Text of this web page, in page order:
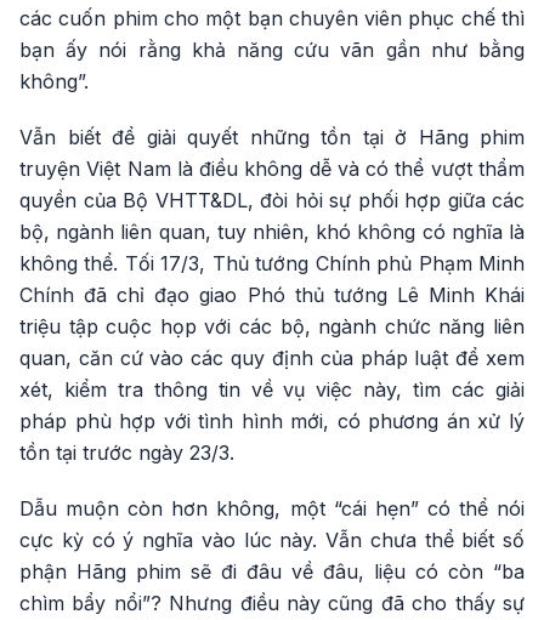
các cuốn phim cho một bạn chuyên viên phục chế thì
bạn ấy nói rằng khả năng cứu vãn gần như bằng
không”.
Vẫn biết để giải quyết những tồn tại ở Hãng phim
truyện Việt Nam là điều không dễ và có thể vượt thẩm
quyền của Bộ VHTT&DL, đòi hỏi sự phối hợp giữa các
bộ, ngành liên quan, tuy nhiên, khó không có nghĩa là
không thể. Tối 17/3, Thủ tướng Chính phủ Phạm Minh
Chính đã chỉ đạo giao Phó thủ tướng Lê Minh Khái
triệu tập cuộc họp với các bộ, ngành chức năng liên
quan, căn cứ vào các quy định của pháp luật để xem
xét, kiểm tra thông tin về vụ việc này, tìm các giải
pháp phù hợp với tình hình mới, có phương án xử lý
tồn tại trước ngày 23/3.
Dẫu muộn còn hơn không, một “cái hẹn” có thể nói
cực kỳ có ý nghĩa vào lúc này. Vẫn chưa thể biết số
phận Hãng phim sẽ đi đâu về đâu, liệu có còn “ba
chìm bẩy nổi”? Nhưng điều này cũng đã cho thấy sự